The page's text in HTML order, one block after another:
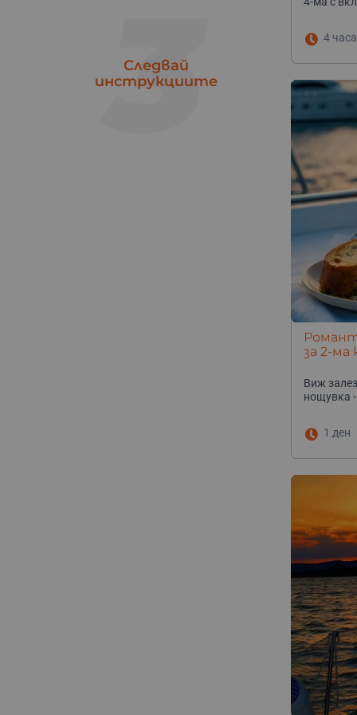
3
Следвай
инструкциите
4 часа
за 2-ма
Виж
нощувка
1 ден